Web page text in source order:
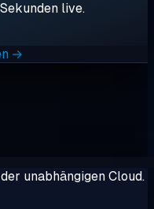
live.
→
unabhängigen Cloud.